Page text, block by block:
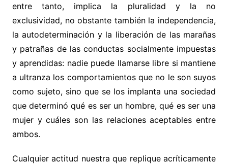
entre tanto, implica la pluralidad y la no
exclusividad, no obstante también la independencia,
la autodeterminación y la liberación de las marañas
y patrañas de las conductas socialmente impuestas
y aprendidas: nadie puede llamarse libre si mantiene
a ultranza los comportamientos que no le son suyos
como sujeto, sino que se los implanta una sociedad
que determinó qué es ser un hombre, qué es ser una
mujer y cuáles son las relaciones aceptables entre
ambos.
Cualquier actitud nuestra que replique acríticamente